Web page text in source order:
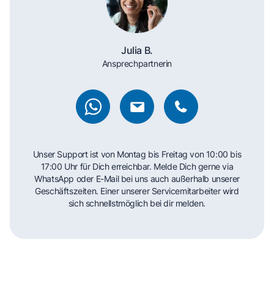
Julia B.
Ansprechpartnerin
Unser Support ist von Montag bis Freitag von 10:00 bis
17:00 Uhr für Dich erreichbar. Melde Dich gerne via
WhatsApp oder E-Mail bei uns auch außerhalb unserer
Geschäftszeiten. Einer unserer Servicemitarbeiter wird
sich schnellstmöglich bei dir melden.